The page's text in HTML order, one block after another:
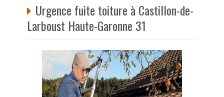
Urgence fuite toiture à Castillon-de-
Larboust Haute-Garonne 31